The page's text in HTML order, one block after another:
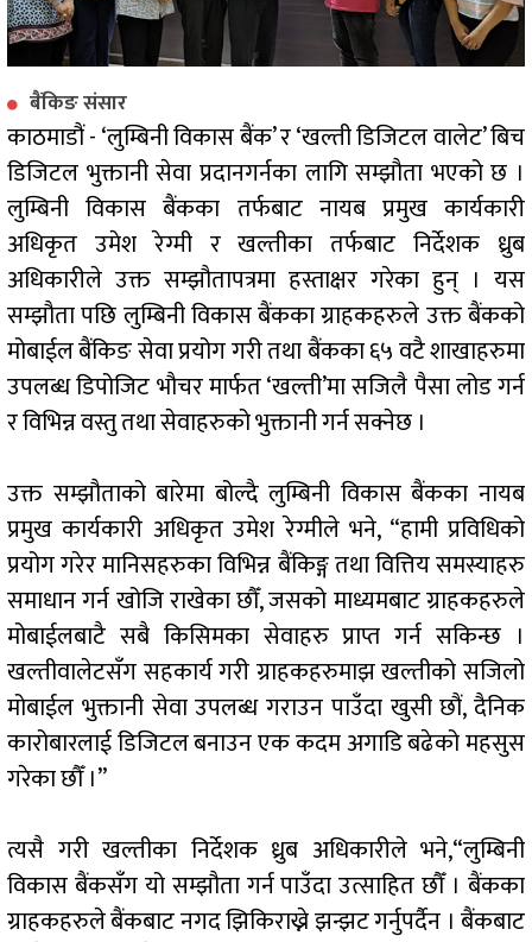
बैंकिङ संसार
काठमाडौं - ‘लुम्बिनी विकास बैंक’ र ‘खल्ती डिजिटल वालेट’ बिच
डिजिटल भुक्तानी सेवा प्रदानगर्नका लागि सम्झौता भएको छ ।
लुम्बिनी विकास बैंकका तर्फबाट नायब प्रमुख कार्यकारी
अधिकृत उमेश रेग्मी र खल्तीका तर्फबाट निर्देशक ध्रुब
अधिकारीले उक्त सम्झौतापत्रमा हस्ताक्षर गरेका हुन् । यस
सम्झौता पछि लुम्बिनी विकास बैंकका ग्राहकहरुले उक्त बैंकको
मोबाईल बैंकिङ सेवा प्रयोग गरी तथा बैंकका ६५ वटै शाखाहरुमा
उपलब्ध डिपोजिट भौचर मार्फत ‘खल्ती’मा सजिलै पैसा लोड गर्न
र विभिन्न वस्तु तथा सेवाहरुको भुक्तानी गर्न सक्नेछ ।
उक्त सम्झौताको बारेमा बोल्दै लुम्बिनी विकास बैंकका नायब
प्रमुख कार्यकारी अधिकृत उमेश रेग्मीले भने, “हामी प्रविधिको
प्रयोग गरेर मानिसहरुका विभिन्न बैंकिङ्ग तथा वित्तिय समस्याहरु
समाधान गर्न खोजि राखेका छौँ, जसको माध्यमबाट ग्राहकहरुले
मोबाईलबाटै सबै किसिमका सेवाहरु प्राप्त गर्न सकिन्छ ।
खल्तीवालेटसँग सहकार्य गरी ग्राहकहरुमाझ खल्तीको सजिलो
मोबाईल भुक्तानी सेवा उपलब्ध गराउन पाउँदा खुसी छौं, दैनिक
कारोबारलाई डिजिटल बनाउन एक कदम अगाडि बढेको महसुस
गरेका छौँ ।”
त्यसै गरी खल्तीका निर्देशक ध्रुब अधिकारीले भने,“लुम्बिनी
विकास बैंकसँग यो सम्झौता गर्न पाउँदा उत्साहित छौँ । बैंकका
ग्राहकहरुले बैंकबाट नगद झिकिराख्ने झन्झट गर्नुपर्दैन । बैंकबाट